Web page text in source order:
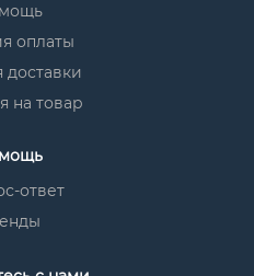
оплаты
доставки
на товар
ответ